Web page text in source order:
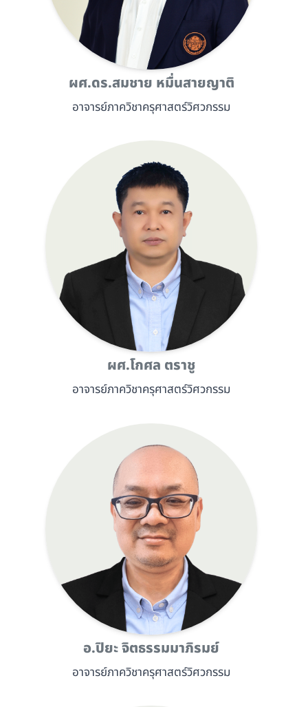
ผศ.ดร.สมชาย หมื่นสายญาติ
อาจารย์ภาควิชาครุศาสตร์วิศวกรรม
ผศ.โกศล ตราชู
อาจารย์ภาควิชาครุศาสตร์วิศวกรรม
อ.ปิยะ จิตธรรมมาภิรมย์
อาจารย์ภาควิชาครุศาสตร์วิศวกรรม